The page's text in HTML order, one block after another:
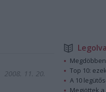
2008. 11. 20.
Top 10:
A 10
Megjöttek